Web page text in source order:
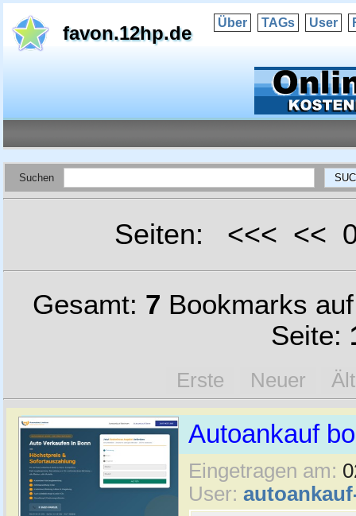
favon.12hp.de Über TAGs User
Suchen
Seiten: <<< <<
Gesamt: 7 Bookmarks
Seite:
Erste Neuer
Autoankauf
Eingetragen am:
User: